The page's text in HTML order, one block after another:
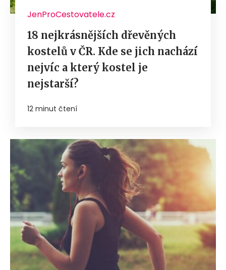
JenProCestovatele.cz
18 nejkrásnějších dřevěných
kostelů v ČR. Kde se jich nachází
nejvíc a který kostel je
nejstarší?
12 minut čtení